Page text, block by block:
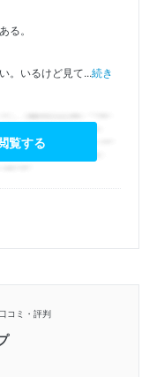
る。
。いるけど見て...続き
覧する
コミ・評判